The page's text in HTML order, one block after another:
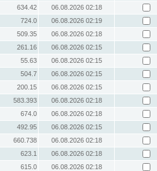
634.42
06.08.2026 02:18
724.0
06.08.2026 02:19
509.35
06.08.2026 02:18
261.16
06.08.2026 02:15
55.63
06.08.2026 02:15
504.7
06.08.2026 02:15
200.15
06.08.2026 02:15
583.393
06.08.2026 02:18
674.0
06.08.2026 02:18
492.95
06.08.2026 02:15
660.738
06.08.2026 02:18
623.1
06.08.2026 02:18
615.0
06.08.2026 02:18